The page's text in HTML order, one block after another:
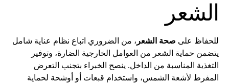
الشعر
للحفاظ على صحة الشعر ، من الضروري اتباع نظام عناية شامل
يتضمن حماية الشعر من العوامل الخارجية الضارة، وتوفير
التغذية المناسبة من الداخل. ينصح الخبراء بتجنب التعرض
المفرط لأشعة الشمس، واستخدام قبعات أو أوشحة لحماية